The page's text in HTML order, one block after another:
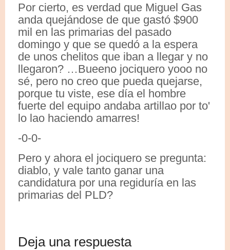
Por cierto, es verdad que Miguel Gas
anda quejándose de que gastó $900
mil en las primarias del pasado
domingo y que se quedó a la espera
de unos chelitos que iban a llegar y no
llegaron? …Bueeno jociquero yooo no
sé, pero no creo que pueda quejarse,
porque tu viste, ese día el hombre
fuerte del equipo andaba artillao por to'
lo lao haciendo amarres!
-0-0-
Pero y ahora el jociquero se pregunta:
diablo, y vale tanto ganar una
candidatura por una regiduría en las
primarias del PLD?
Deja una respuesta